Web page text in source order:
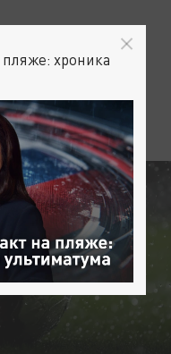
хроника